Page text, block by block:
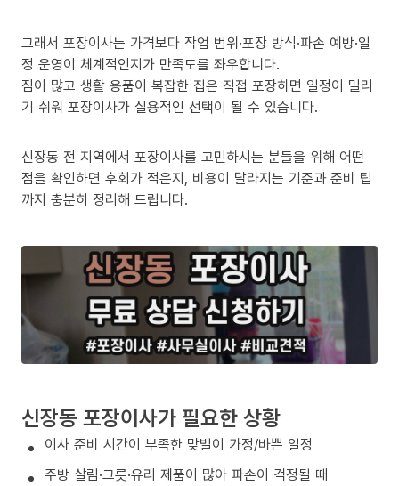
그래서 포장이사는 가격보다 작업 범위·포장 방식·파손 예방·일
정 운영이 체계적인지가 만족도를 좌우합니다.
짐이 많고 생활 용품이 복잡한 집은 직접 포장하면 일정이 밀리
기 쉬워 포장이사가 실용적인 선택이 될 수 있습니다.
신장동 전 지역에서 포장이사를 고민하시는 분들을 위해 어떤
점을 확인하면 후회가 적은지, 비용이 달라지는 기준과 준비 팁
까지 충분히 정리해 드립니다.
신장동 포장이사가 필요한 상황
이사 준비 시간이 부족한 맞벌이 가정/바쁜 일정
주방 살림·그릇·유리 제품이 많아 파손이 걱정될 때